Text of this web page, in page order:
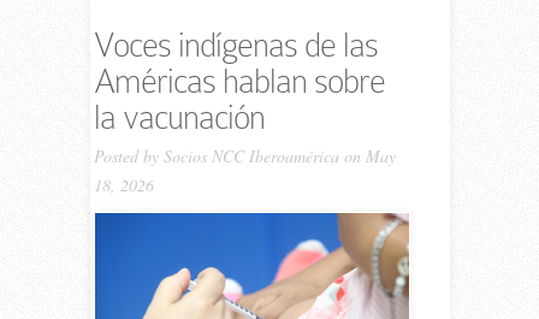
Voces indígenas de las
Américas hablan sobre
la vacunación
Posted by Socios NCC Iberoamérica on May
18, 2026